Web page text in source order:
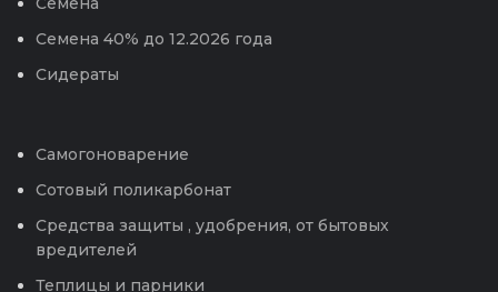
Семена 40% до 12.2026 года
Сидераты
Самогоноварение
Сотовый поликарбонат
Средства защиты , удобрения, от бытовых
вредителей
Теплицы и парники